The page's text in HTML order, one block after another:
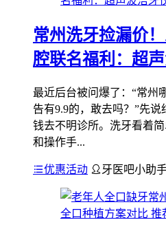
常州洗牙捡漏价
腔联名福利：超
最近后台被问爆了：“常州
告有9.9的，敢去吗？”先
钱去不明诊所。洗牙看着
和操作手...
优惠活动 牙医吧小助